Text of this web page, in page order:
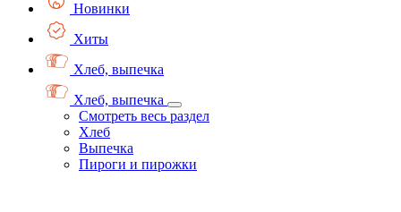
Новинки
Хиты
Хлеб, выпечка
Хлеб, выпечка
Смотреть весь раздел
Хлеб
Выпечка
Пироги и пирожки